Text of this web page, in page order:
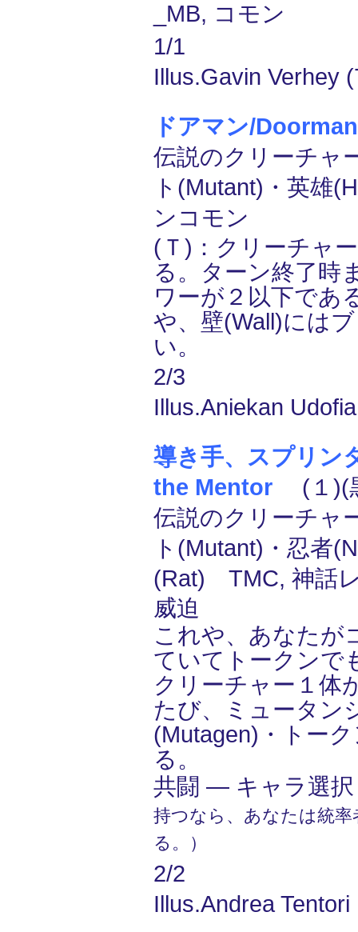
_MB, コモン
1/1
Illus.Gavin Verhey
ドアマン/Doorman
伝説のクリーチャ
ト(Mutant)・英雄
ンコモン
(Ｔ)：クリーチャ
る。ターン終了時
ワーが２以下であ
や、壁(Wall)には
い。
2/3
Illus.Aniekan
導き手、スプリン
the Mentor (１)(
伝説のクリーチャ
ト(Mutant)・忍者
(Rat) TMC, 神話
威迫
これや、あなたが
ていてトークンで
クリーチャー１体
たび、ミュータン
(Mutagen)・トー
る。
共闘 ― キャラ選択
持つなら、あなたは統
る。）
2/2
Illus.Andrea